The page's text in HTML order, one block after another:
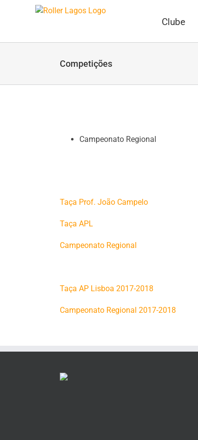
Clube
Competições
Campeonato Regional
Taça Prof. João Campelo
Taça APL
Campeonato Regional
Taça AP Lisboa 2017-2018
Campeonato Regional 2017-2018